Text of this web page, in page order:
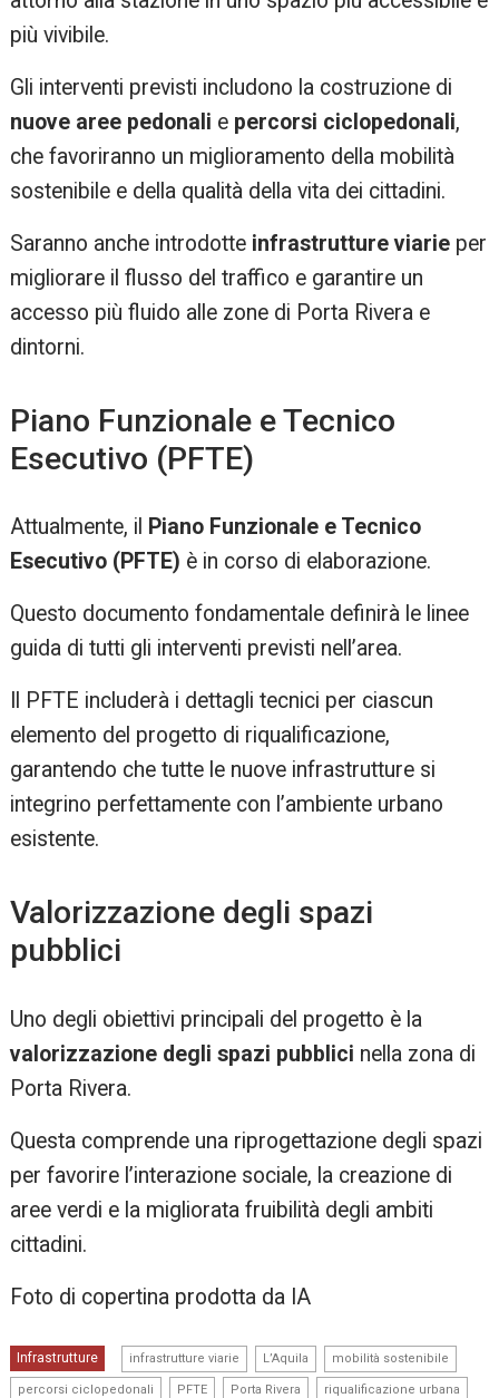
più vivibile.
Gli interventi previsti includono la costruzione di
nuove aree pedonali e percorsi ciclopedonali,
che favoriranno un miglioramento della mobilità
sostenibile e della qualità della vita dei cittadini.
Saranno anche introdotte infrastrutture viarie per
migliorare il flusso del traffico e garantire un
accesso più fluido alle zone di Porta Rivera e
dintorni.
Piano Funzionale e Tecnico
Esecutivo (PFTE)
Attualmente, il Piano Funzionale e Tecnico
Esecutivo (PFTE) è in corso di elaborazione.
Questo documento fondamentale definirà le linee
guida di tutti gli interventi previsti nell’area.
Il PFTE includerà i dettagli tecnici per ciascun
elemento del progetto di riqualificazione,
garantendo che tutte le nuove infrastrutture si
integrino perfettamente con l’ambiente urbano
esistente.
Valorizzazione degli spazi
pubblici
Uno degli obiettivi principali del progetto è la
valorizzazione degli spazi pubblici nella zona di
Porta Rivera.
Questa comprende una riprogettazione degli spazi
per favorire l’interazione sociale, la creazione di
aree verdi e la migliorata fruibilità degli ambiti
cittadini.
Foto di copertina prodotta da IA
Infrastrutture infrastrutture viarie L’Aquila mobilità sostenibile
percorsi ciclopedonali PFTE Porta Rivera riqualificazione urbana